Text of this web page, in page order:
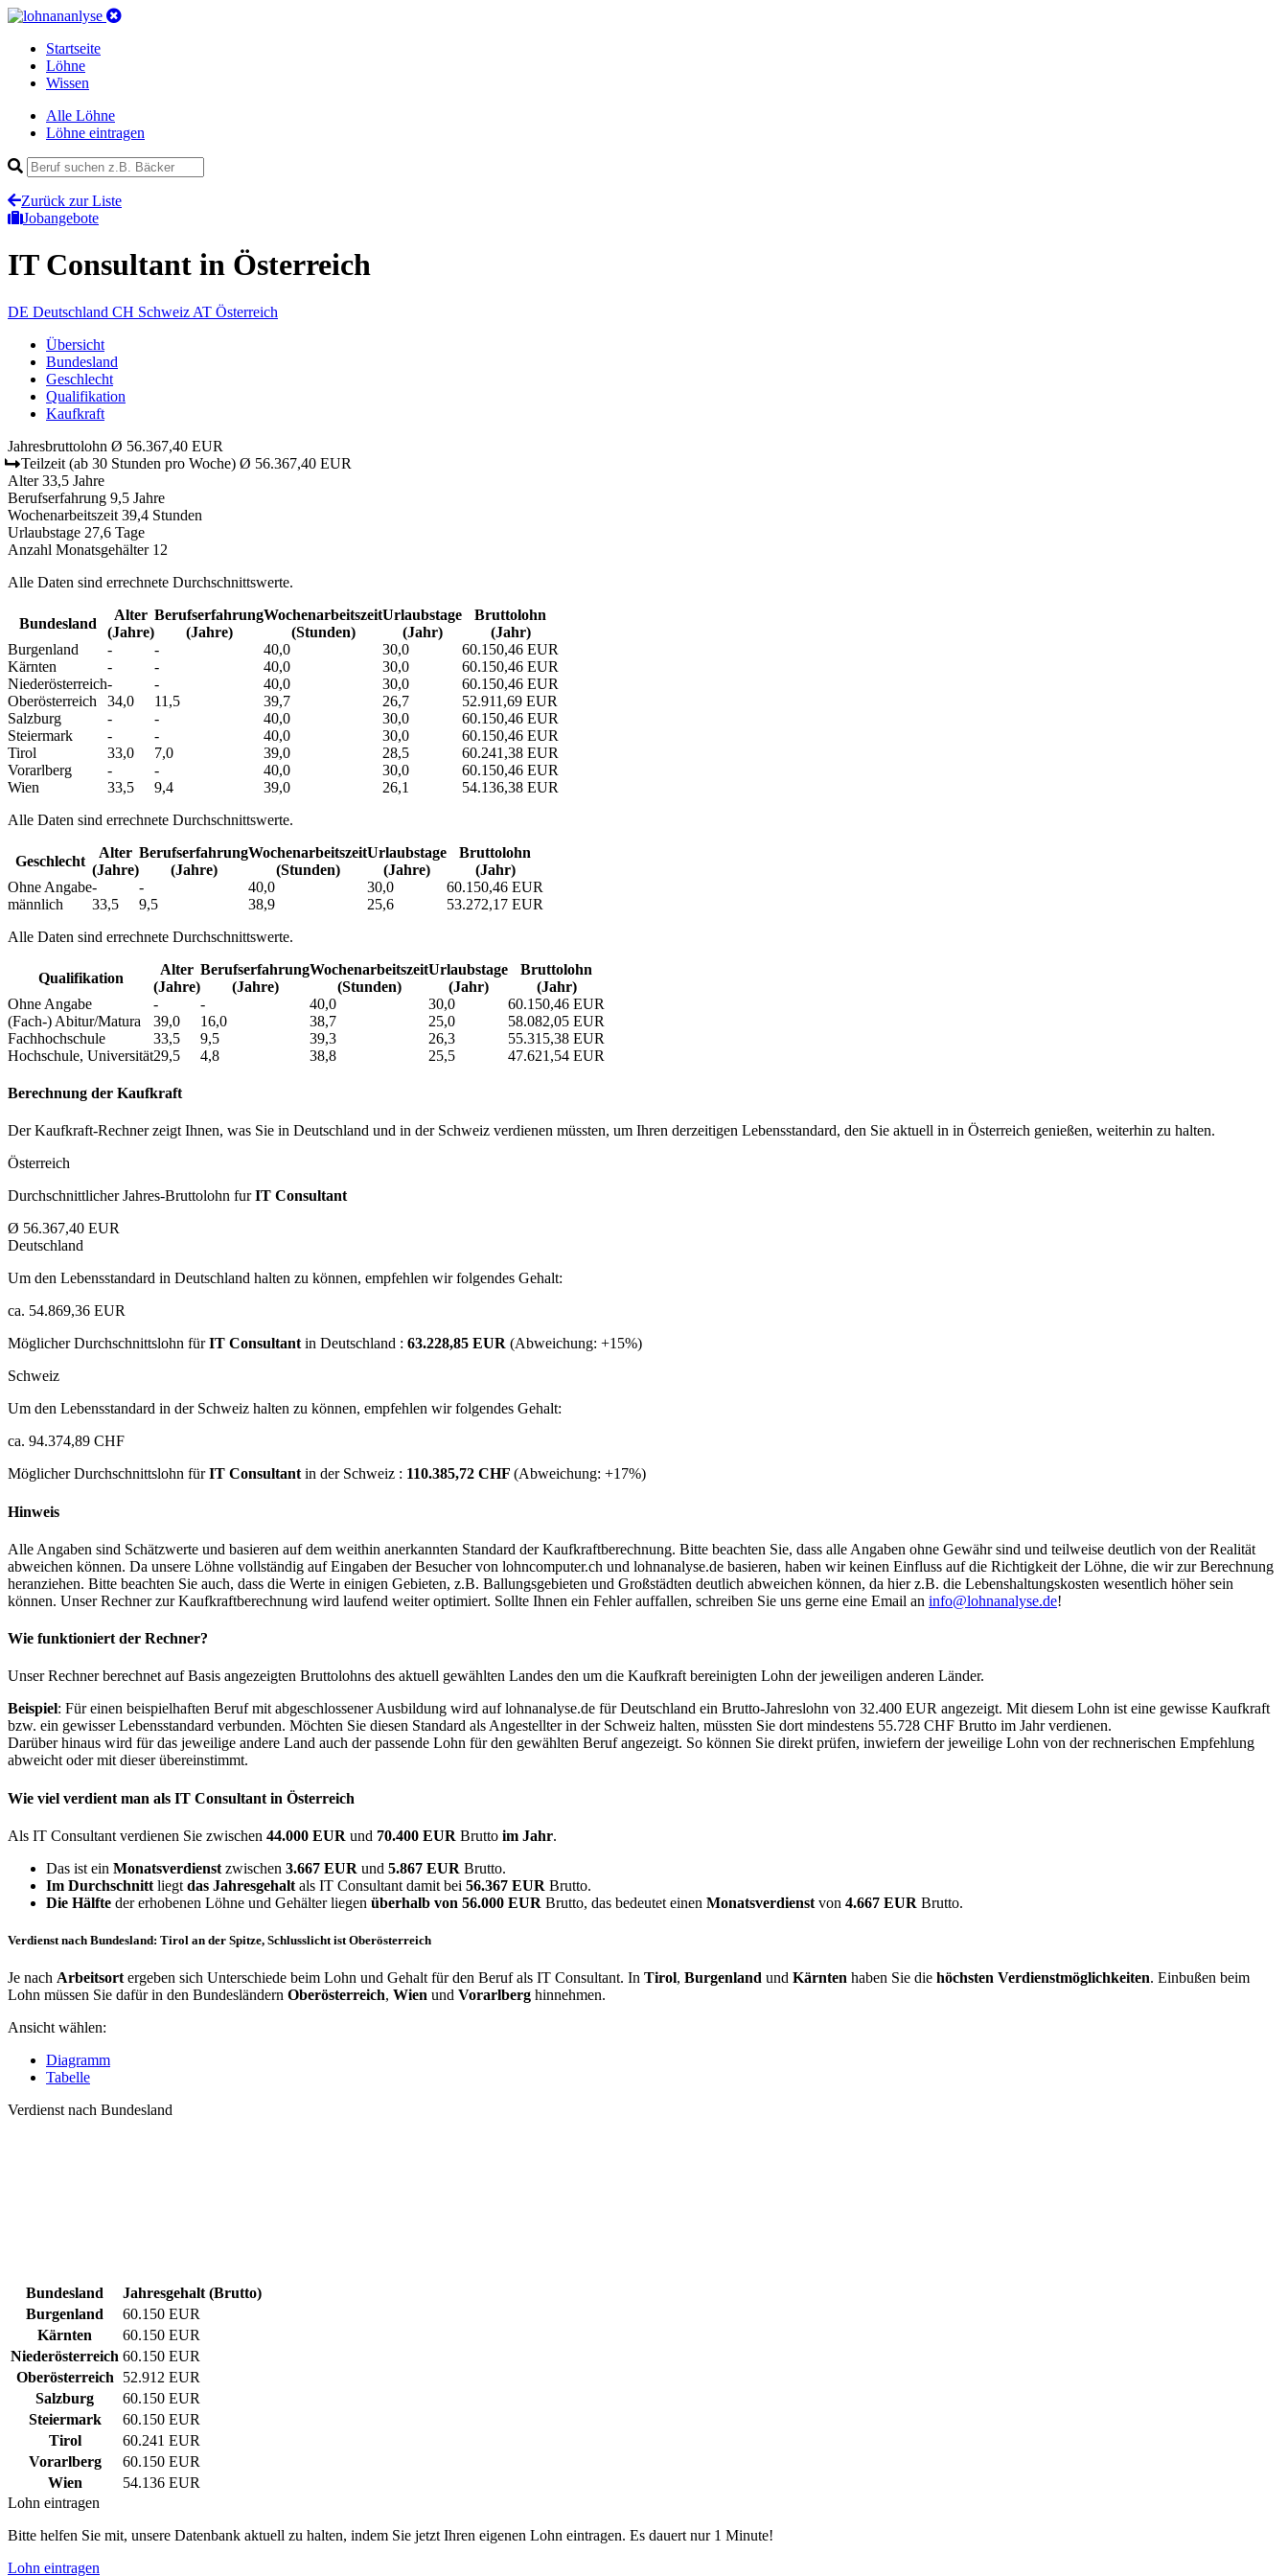
Startseite
Löhne
Wissen
Alle Löhne
Löhne eintragen
Zurück zur Liste
Jobangebote
IT Consultant in Österreich
DE Deutschland CH Schweiz AT Österreich
Übersicht
Bundesland
Geschlecht
Qualifikation
Kaufkraft
Jahresbruttolohn Ø 56.367,40 EUR
Teilzeit (ab 30 Stunden pro Woche) Ø 56.367,40 EUR
Alter 33,5 Jahre
Berufserfahrung 9,5 Jahre
Wochenarbeitszeit 39,4 Stunden
Urlaubstage 27,6 Tage
Anzahl Monatsgehälter 12
Alle Daten sind errechnete Durchschnittswerte.
Bundesland
Alter
(Jahre)
Berufs­erfahrung
(Jahre)
Wochen­arbeitszeit
(Stunden)
Urlaubs­tage
(Jahr)
Bruttolohn
(Jahr)
Burgenland
- - 40,0 30,0
60.150,46 EUR
Kärnten
- - 40,0 30,0
60.150,46 EUR
Niederösterreich- - 40,0 30,0
60.150,46 EUR
Oberösterreich
34,0 11,5 39,7 26,7
52.911,69 EUR
Salzburg
- - 40,0 30,0
60.150,46 EUR
Steiermark
- - 40,0 30,0
60.150,46 EUR
Tirol
33,0 7,0 39,0 28,5
60.241,38 EUR
Vorarlberg
- - 40,0 30,0
60.150,46 EUR
Wien
33,5 9,4 39,0 26,1
54.136,38 EUR
Alle Daten sind errechnete Durchschnittswerte.
Geschlecht
Alter
(Jahre)
Berufs­erfahrung
(Jahre)
Wochen­arbeitszeit
(Stunden)
Urlaubs­tage
(Jahre)
Bruttolohn
(Jahr)
Ohne Angabe- - 40,0 30,0
60.150,46 EUR
männlich
33,5 9,5 38,9 25,6
53.272,17 EUR
Alle Daten sind errechnete Durchschnittswerte.
Qualifikation
Alter
(Jahre)
Berufs­erfahrung
(Jahre)
Wochen­arbeitszeit
(Stunden)
Urlaubs­tage
(Jahr)
Bruttolohn
(Jahr)
Ohne Angabe
- - 40,0 30,0
60.150,46 EUR
(Fach-) Abitur/Matura
39,0 16,0 38,7 25,0
58.082,05 EUR
Fachhochschule
33,5 9,5 39,3 26,3
55.315,38 EUR
Hochschule, Universität29,5 4,8 38,8 25,5 47.621,54 EUR
Berechnung der Kaufkraft
Der Kaufkraft-Rechner zeigt Ihnen, was Sie in Deutschland und in der Schweiz verdienen müssten, um Ihren derzeitigen Lebensstandard, den Sie aktuell in in Österreich genießen, weiterhin zu halten.
Österreich
Durchschnittlicher Jahres-Bruttolohn furIT Consultant
Ø 56.367,40 EUR
Deutschland
Um den Lebensstandard in Deutschland halten zu können, empfehlen wir folgendes Gehalt:
ca. 54.869,36 EUR
Möglicher Durchschnittslohn fürIT Consultantin Deutschland : 63.228,85 EUR (Abweichung: +15%)
Schweiz
Um den Lebensstandard in der Schweiz halten zu können, empfehlen wir folgendes Gehalt:
ca. 94.374,89 CHF
Möglicher Durchschnittslohn fürIT Consultantin der Schweiz : 110.385,72 CHF (Abweichung: +17%)
Hinweis
Alle Angaben sind Schätzwerte und basieren auf dem weithin anerkannten Standard der Kaufkraftberechnung. Bitte beachten Sie, dass alle Angaben ohne Gewähr sind und teilweise deutlich von der Realität
abweichen können. Da unsere Löhne vollständig auf Eingaben der Besucher von lohncomputer.ch und lohnanalyse.de basieren, haben wir keinen Einfluss auf die Richtigkeit der Löhne, die wir zur Berechnung
heranziehen. Bitte beachten Sie auch, dass die Werte in einigen Gebieten, z.B. Ballungsgebieten und Großstädten deutlich abweichen können, da hier z.B. die Lebenshaltungskosten wesentlich höher sein
können. Unser Rechner zur Kaufkraftberechnung wird laufend weiter optimiert. Sollte Ihnen ein Fehler auffallen, schreiben Sie uns gerne eine Email an info@lohnanalyse.de!
Wie funktioniert der Rechner?
Unser Rechner berechnet auf Basis angezeigten Bruttolohns des aktuell gewählten Landes den um die Kaufkraft bereinigten Lohn der jeweiligen anderen Länder.
Beispiel: Für einen beispielhaften Beruf mit abgeschlossener Ausbildung wird auf lohnanalyse.de für Deutschland ein Brutto-Jahreslohn von 32.400 EUR angezeigt. Mit diesem Lohn ist eine gewisse Kaufkraft
bzw. ein gewisser Lebensstandard verbunden. Möchten Sie diesen Standard als Angestellter in der Schweiz halten, müssten Sie dort mindestens 55.728 CHF Brutto im Jahr verdienen.
Darüber hinaus wird für das jeweilige andere Land auch der passende Lohn für den gewählten Beruf angezeigt. So können Sie direkt prüfen, inwiefern der jeweilige Lohn von der rechnerischen Empfehlung
abweicht oder mit dieser übereinstimmt.
Wie viel verdient man als IT Consultant in Österreich
Als IT Consultant verdienen Sie zwischen 44.000 EUR und 70.400 EUR Brutto im Jahr.
Das ist ein Monatsverdienst zwischen 3.667 EUR und 5.867 EUR Brutto.
Im Durchschnitt liegt das Jahresgehalt als IT Consultant damit bei 56.367 EUR Brutto.
Die Hälfte der erhobenen Löhne und Gehälter liegen überhalb von 56.000 EUR Brutto, das bedeutet einen Monatsverdienst von 4.667 EUR Brutto.
Verdienst nach Bundesland: Tirol an der Spitze, Schlusslicht ist Oberösterreich
Je nach Arbeitsort ergeben sich Unterschiede beim Lohn und Gehalt für den Beruf als IT Consultant. In Tirol, Burgenland und Kärnten haben Sie die höchsten Verdienstmöglichkeiten. Einbußen beim
Lohn müssen Sie dafür in den Bundesländern Oberösterreich, Wien und Vorarlberg hinnehmen.
Ansicht wählen:
Diagramm
Tabelle
Verdienst nach Bundesland
Bundesland
Jahresgehalt (Brutto)
Burgenland
60.150 EUR
Kärnten
60.150 EUR
Niederösterreich 60.150 EUR
Oberösterreich
52.912 EUR
Salzburg
60.150 EUR
Steiermark
60.150 EUR
Tirol
60.241 EUR
Vorarlberg
60.150 EUR
Wien
54.136 EUR
Lohn eintragen
Bitte helfen Sie mit, unsere Datenbank aktuell zu halten, indem Sie jetzt Ihren eigenen Lohn eintragen. Es dauert nur 1 Minute!
Lohn eintragen